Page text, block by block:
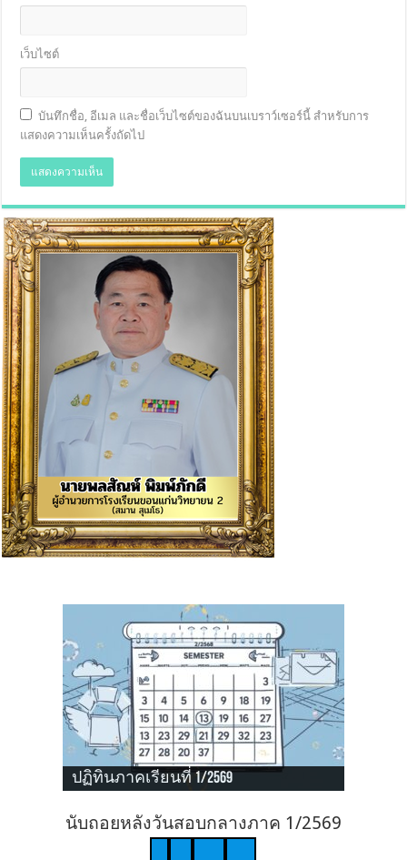
เว็บไซต์
บันทึกชื่อ, อีเมล และชื่อเว็บไซต์ของฉันบนเบราว์เซอร์นี้ สำหรับการ
แสดงความเห็นครั้งถัดไป
ปฏิทินภาคเรียนที่ 1/2569
นับถอยหลังวันสอบกลางภาค 1/2569